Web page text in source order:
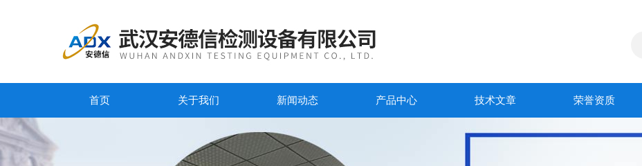
首页 关于我们 新闻动态 产品中心 技术文章 荣誉资质